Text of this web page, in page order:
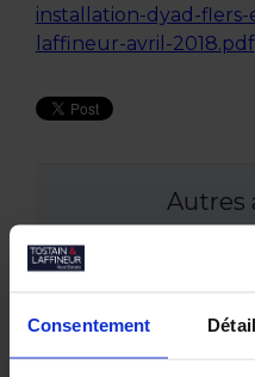
Consentement
installation-dyad-
laffineur-avril-2018.pdf
Autres
Empreintes